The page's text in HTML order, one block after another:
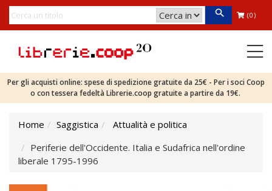
(0)
Per gli acquisti online: spese di spedizione gratuite da 25€ - Per i soci Coop
o con tessera fedeltà Librerie.coop gratuite a partire da 19€.
Home Saggistica
Attualità e politica
Periferie dell'Occidente. Italia e Sudafrica nell'ordine
liberale 1795-1996